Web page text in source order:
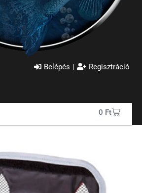
Belépés | Regisztráció
0 Ft